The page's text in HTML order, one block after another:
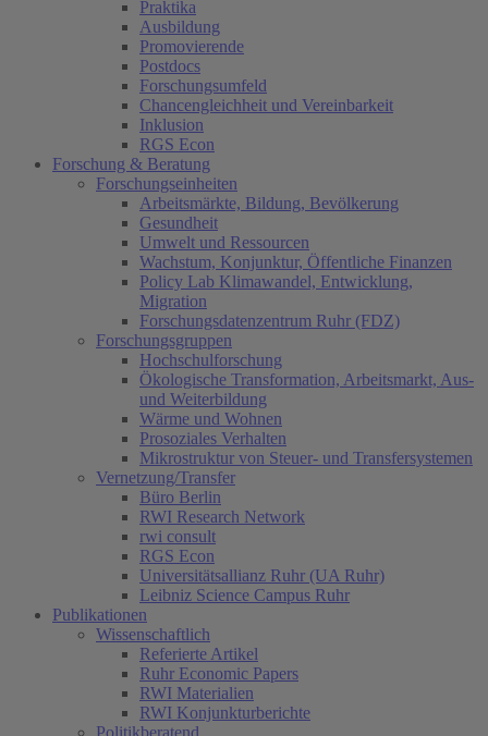
Praktika
Ausbildung
Promovierende
Postdocs
Forschungsumfeld
Chancengleichheit und Vereinbarkeit
Inklusion
RGS Econ
Forschung & Beratung
Forschungseinheiten
Arbeitsmärkte, Bildung, Bevölkerung
Gesundheit
Umwelt und Ressourcen
Wachstum, Konjunktur, Öffentliche Finanzen
Policy Lab Klimawandel, Entwicklung,
Migration
Forschungsdatenzentrum Ruhr (FDZ)
Forschungsgruppen
Hochschulforschung
Ökologische Transformation, Arbeitsmarkt, Aus-
und Weiterbildung
Wärme und Wohnen
Prosoziales Verhalten
Mikrostruktur von Steuer- und Transfersystemen
Vernetzung/Transfer
Büro Berlin
RWI Research Network
rwi consult
RGS Econ
Universitätsallianz Ruhr (UA Ruhr)
Leibniz Science Campus Ruhr
Publikationen
Wissenschaftlich
Referierte Artikel
Ruhr Economic Papers
RWI Materialien
RWI Konjunkturberichte
Politikberatend